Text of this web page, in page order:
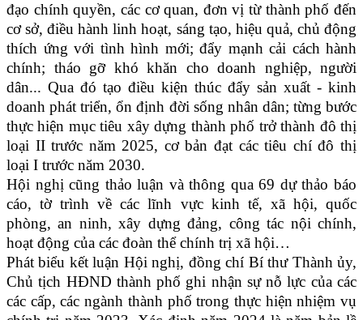
đạo chính quyền, các cơ quan, đơn vị từ thành phố đến
cơ sở, điều hành linh hoạt, sáng tạo, hiệu quả, chủ động
thích ứng với tình hình mới; đẩy mạnh cải cách hành
chính; tháo gỡ khó khăn cho doanh nghiệp, người
dân... Qua đó tạo điều kiện thúc đẩy sản xuất - kinh
doanh phát triển, ổn định đời sống nhân dân; từng bước
thực hiện mục tiêu xây dựng thành phố trở thành đô thị
loại II trước năm 2025, cơ bản đạt các tiêu chí đô thị
loại I trước năm 2030.
Hội nghị cũng thảo luận và thông qua 69 dự thảo báo
cáo, tờ trình về các lĩnh vực kinh tế, xã hội, quốc
phòng, an ninh, xây dựng đảng, công tác nội chính,
hoạt động của các đoàn thể chính trị xã hội…
Phát biểu kết luận Hội nghị, đồng chí Bí thư Thành ủy,
Chủ tịch HĐND thành phố ghi nhận sự nỗ lực của các
các cấp, các ngành thành phố trong thực hiện nhiệm vụ